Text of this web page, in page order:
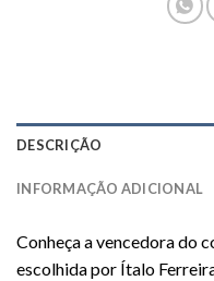
DESCRIÇÃO
INFORMAÇÃO ADICIONAL
Conheça a vencedora do
escolhida por Ítalo